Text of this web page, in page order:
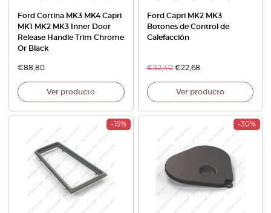
Ford Cortina MK3 MK4 Capri
MK1 MK2 MK3 Inner Door
Release Handle Trim Chrome
Or Black
€88,80
Ver producto
Ford Capri MK2 MK3
Botones de Control de
Calefacción
€32,40 €22,68
Ver producto
-15% -30%